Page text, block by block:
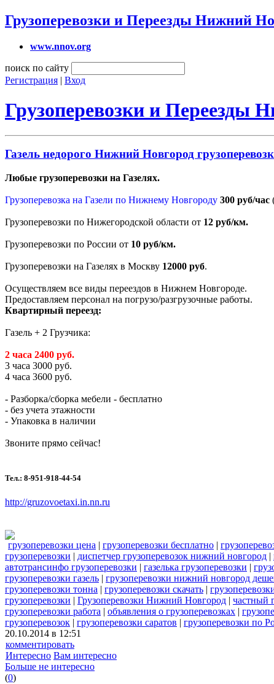
Грузоперевозки и Переезды Нижний
www.nnov.org
поиск по сайту
Регистрация | Вход
Грузоперевозки и Переезды
Газель недорого Нижний Новгород
Любые грузоперевозки на Газелях.
Грузоперевозка на Газели по Нижнему Новгороду 300 руб/час
Грузоперевозки по Нижегородской области от 12 руб/км.
Грузоперевозки по России от 10 руб/км.
Грузоперевозки на Газелях в Москву 12000 руб.
Осуществляем все виды переездов в Нижнем Новгороде.
Предоставляем персонал на погрузо/разгрузочные работы.
Квартирный переезд:
Газель + 2 Грузчика:
2 часа 2400 руб.
3 часа 3000 руб.
4 часа 3600 руб.
- Разборка/сборка мебели - бесплатно
- без учета этажности
- Упаковка в наличии
Звоните прямо сейчас!
Тел.: 8-951-918-44-54
http://gruzovoetaxi.in.nn.ru
грузоперевозки цена грузоперевозки бесплатно
грузоперевозки
диспетчер грузоперевозок нижний новгород
автотрансинфо грузоперевозки
газелька грузоперевозки
грузоперевозки газель
грузоперевозки нижний новгород
грузоперевозки тонна
грузоперевозки скачать
грузоперевозки
Грузоперевозки Нижний Новгород частный
грузоперевозки работа
объявления о грузоперевозках
грузоперевозок
грузоперевозки саратов
грузоперевозки по
20.10.2014 в 12:51
комментировать
Интересно Вам интересно
Больше не интересно
(0)